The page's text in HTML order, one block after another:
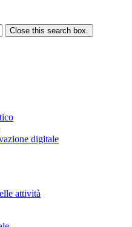
Close this search box.
digitale
attività